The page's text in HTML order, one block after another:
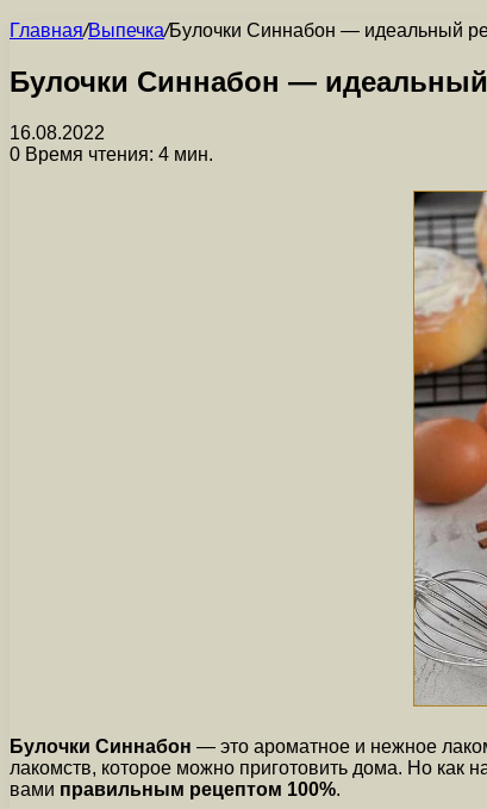
Главная/Выпечка/Булочки Синнабон — идеальный
Булочки Синнабон — идеальный
16.08.2022
0 Время чтения: 4 мин.
Булочки Синнабон — это ароматное и нежное
лакомств, которое можно приготовить дома. Но как
вами правильным рецептом 100%.